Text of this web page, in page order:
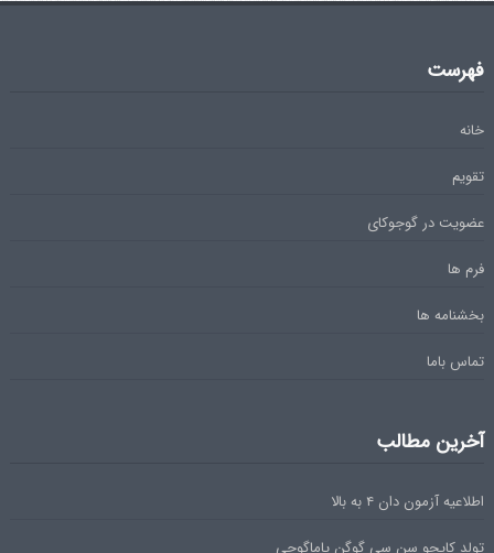
فهرست
خانه
تقویم
عضویت در گوجوکای
فرم ها
بخشنامه ها
تماس باما
آخرین مطالب
اطلاعیه آزمون دان ۴ به بالا
تولد کایچو سن سی گوگن یاماگوچی